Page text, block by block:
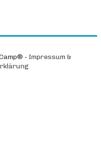
- Impressum &